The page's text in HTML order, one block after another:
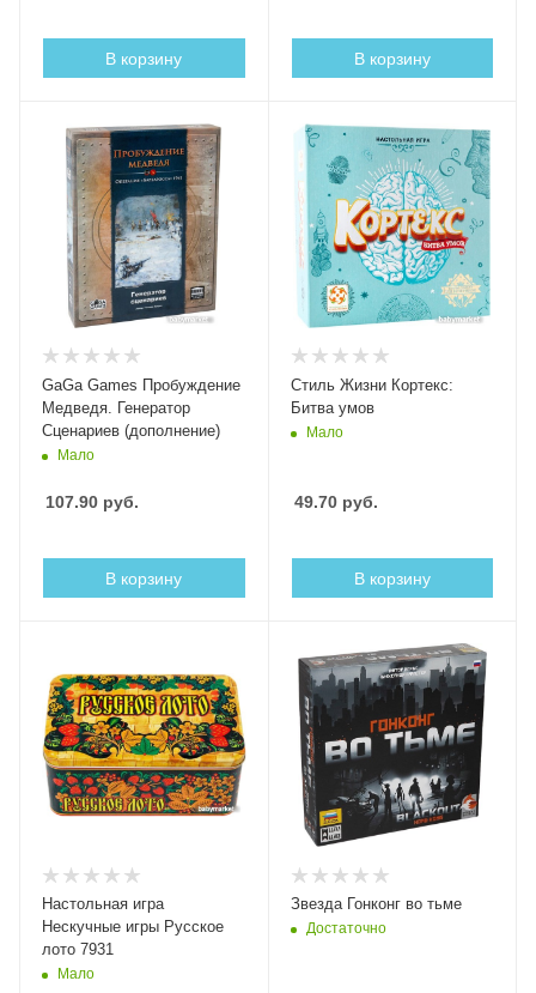
В корзину В корзину
GaGa Games Пробуждение
Медведя. Генератор
Сценариев (дополнение)
Мало
107.90 руб.
В корзину
Стиль Жизни Кортекс:
Битва умов
Мало
49.70руб.
В корзину
Настольная игра
Нескучные игры Русское
лото 7931
Мало
Звезда Гонконг во тьме
Достаточно